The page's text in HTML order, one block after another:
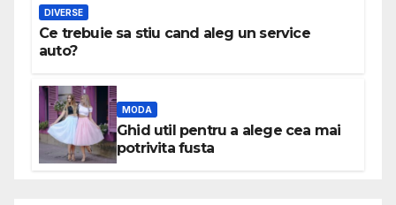
DIVERSE
Ce trebuie sa stiu cand aleg un service
auto?
MODA
Ghid util pentru a alege cea mai
potrivita fusta